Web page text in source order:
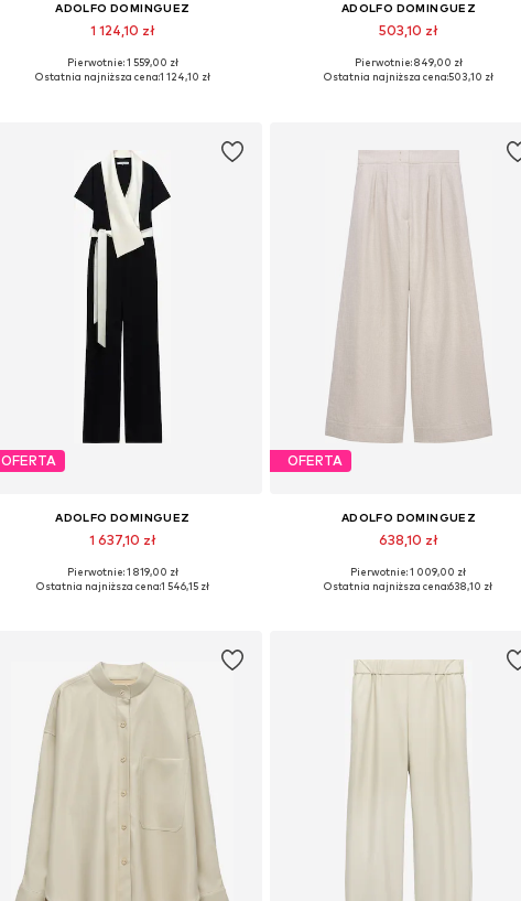
ADOLFO DOMINGUEZ
1 124,10 zł
Dostępne rozmiary: S, M, L, XXL
Pierwotnie: 1 559,00 zł
Ostatnia najniższa cena:1 124,10 zł
ADOLFO DOMINGUEZ
503,10 zł
Dostępne rozmiary: 34, 36, 38, 40, 42, 44
Pierwotnie: 849,00 zł
Ostatnia najniższa cena:503,10 zł
OFERTA
ADOLFO DOMINGUEZ
1 637,10 zł
Dostępne rozmiary: XS, S, M, L
Pierwotnie: 1 819,00 zł
Ostatnia najniższa cena:1 546,15 zł
OFERTA
ADOLFO DOMINGUEZ
638,10 zł
Dostępne rozmiary: 36, 38, 40, 42, 44
Pierwotnie: 1 009,00 zł
Ostatnia najniższa cena:638,10 zł